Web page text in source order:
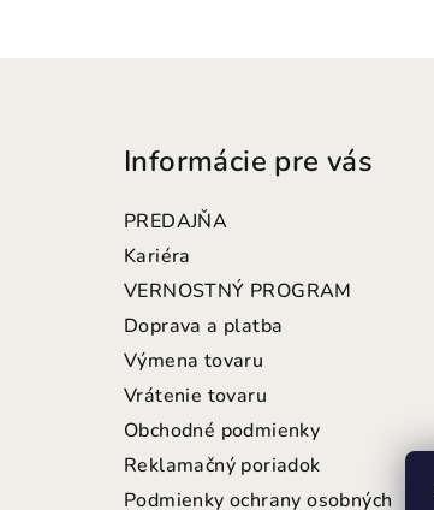
Informácie pre vás
PREDAJŇA
Kariéra
VERNOSTNÝ PROGRAM
Doprava a platba
Výmena tovaru
Vrátenie tovaru
Obchodné podmienky
Reklamačný poriadok
Podmienky ochrany osobných